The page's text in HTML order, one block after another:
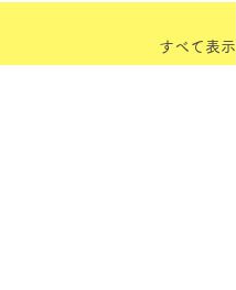
すべて表示